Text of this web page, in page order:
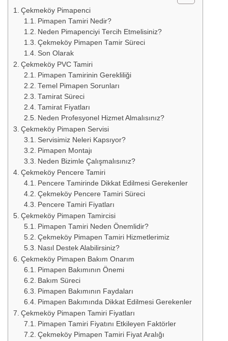
Çekmeköy Pimapenci
Pimapen Tamiri Nedir?
Neden Pimapenciyi Tercih Etmelisiniz?
Çekmeköy Pimapen Tamir Süreci
Son Olarak
Çekmeköy PVC Tamiri
Pimapen Tamirinin Gerekliliği
Temel Pimapen Sorunları
Tamirat Süreci
Tamirat Fiyatları
Neden Profesyonel Hizmet Almalısınız?
Çekmeköy Pimapen Servisi
Servisimiz Neleri Kapsıyor?
Pimapen Montajı
Neden Bizimle Çalışmalısınız?
Çekmeköy Pencere Tamiri
Pencere Tamirinde Dikkat Edilmesi Gerekenler
Çekmeköy Pencere Tamiri Süreci
Pencere Tamiri Fiyatları
Çekmeköy Pimapen Tamircisi
Pimapen Tamiri Neden Önemlidir?
Çekmeköy Pimapen Tamiri Hizmetlerimiz
Nasıl Destek Alabilirsiniz?
Çekmeköy Pimapen Bakım Onarım
Pimapen Bakımının Önemi
Bakım Süreci
Pimapen Bakımının Faydaları
Pimapen Bakımında Dikkat Edilmesi Gerekenler
Çekmeköy Pimapen Tamiri Fiyatları
Pimapen Tamiri Fiyatını Etkileyen Faktörler
Çekmeköy Pimapen Tamiri Fiyat Aralığı